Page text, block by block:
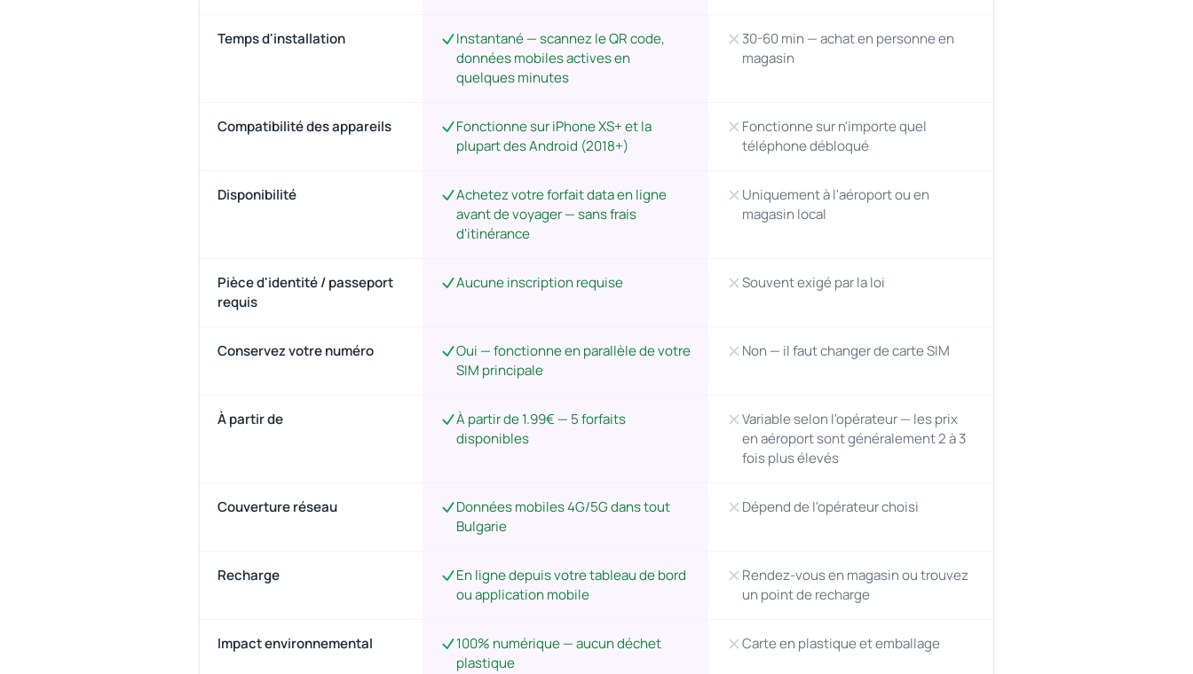
Temps d'installation
Instantané — scannez le QR code,
données mobiles actives en
quelques minutes
30-60 min — achat en personne en
magasin
Compatibilité des appareils
Fonctionne sur iPhone XS+ et la
plupart des Android (2018+)
Fonctionne sur n'importe quel
téléphone débloqué
Disponibilité
Achetez votre forfait data en ligne
avant de voyager — sans frais
d'itinérance
Uniquement à l'aéroport ou en
magasin local
Pièce d'identité / passeport
requis
Aucune inscription requise Souvent exigé par la loi
Conservez votre numéro
Oui — fonctionne en parallèle de votre
SIM principale
Non — il faut changer de carte SIM
À partir de
À partir de 1.99€ — 5 forfaits
disponibles
Variable selon l'opérateur — les prix
en aéroport sont généralement 2 à 3
fois plus élevés
Couverture réseau
Données mobiles 4G/5G dans tout
Bulgarie
Dépend de l'opérateur choisi
Recharge
En ligne depuis votre tableau de bord
ou application mobile
Rendez-vous en magasin ou trouvez
un point de recharge
Impact environnemental
100% numérique — aucun déchet
plastique
Carte en plastique et emballage